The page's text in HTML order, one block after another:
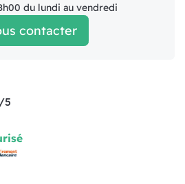
du lundi au vendredi
contacter
5